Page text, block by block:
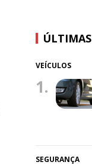
ÚLTIMAS
VEÍCULOS
1.
SEGURANÇA